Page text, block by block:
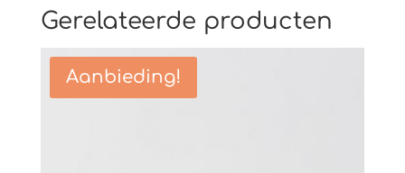
Gerelateerde producten
Aanbieding!